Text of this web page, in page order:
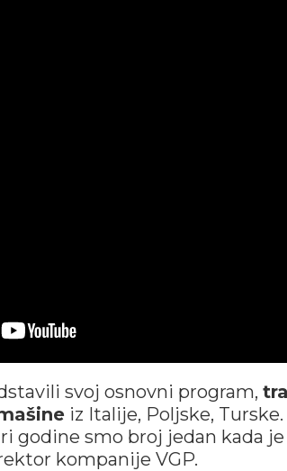
svoj osnovni program,
iz Italije, Poljske,
godine smo broj jedan kada
kompanije VGP.